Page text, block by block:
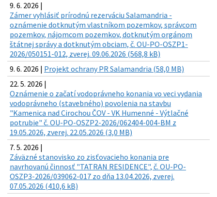
9. 6. 2026 |
Zámer vyhlásiť prírodnú rezerváciu Salamandria -
oznámenie dotknutým vlastníkom pozemkov, správcom
pozemkov, nájomcom pozemkov, dotknutým orgánom
štátnej správy a dotknutým obciam, č. OU-PO-OSZP1-
2026/050151-012, zverej. 09.06.2026 (568,8 kB)
9. 6. 2026 | Projekt ochrany PR Salamandria (58,0 MB)
22. 5. 2026 |
Oznámenie o začatí vodoprávneho konania vo veci vydania
vodoprávneho (stavebného) povolenia na stavbu
"Kamenica nad Cirochou ČOV - VK Humenné - Výtlačné
potrubie" č. OU-PO-OSZP2-2026/062404-004-BM z
19.05.2026, zverej. 22.05.2026 (3,0 MB)
7. 5. 2026 |
Záväzné stanovisko zo zisťovacieho konania pre
navrhovanú činnosť "TATRAN RESIDENCE", č. OU-PO-
OSZP3-2026/039062-017 zo dňa 13.04.2026, zverej.
07.05.2026 (410,6 kB)